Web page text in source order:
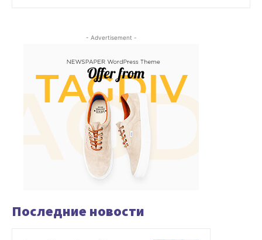
- Advertisement -
Последние новости